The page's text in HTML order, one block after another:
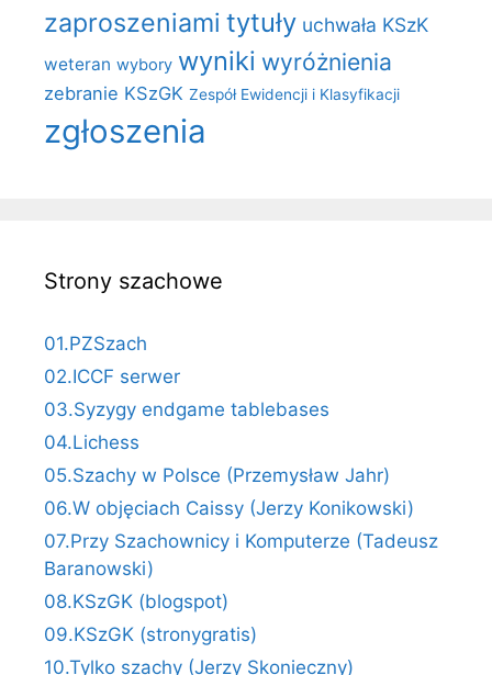
zaproszeniami tytuły uchwała KSzK
weteran wybory wyniki wyróżnienia
zebranie KSzGK Zespół Ewidencji i Klasyfikacji
zgłoszenia
Strony szachowe
01.PZSzach
02.ICCF serwer
03.Syzygy endgame tablebases
04.Lichess
05.Szachy w Polsce (Przemysław Jahr)
06.W objęciach Caissy (Jerzy Konikowski)
07.Przy Szachownicy i Komputerze (Tadeusz
Baranowski)
08.KSzGK (blogspot)
09.KSzGK (stronygratis)
10.Tylko szachy (Jerzy Skonieczny)